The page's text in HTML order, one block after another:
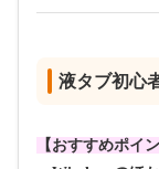
液タブ初心
【おすすめポイン